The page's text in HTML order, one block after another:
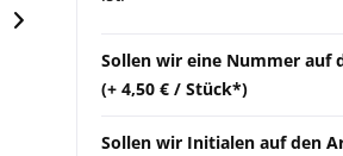
Sollen wir eine Nummer auf
(+ 4,50 € / Stück*)
Sollen wir Initialen auf den